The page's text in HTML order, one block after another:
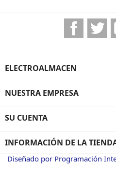
ELECTROALMACEN
NUESTRA EMPRESA
SU CUENTA
INFORMACIÓN DE LA
Diseñado por Programación